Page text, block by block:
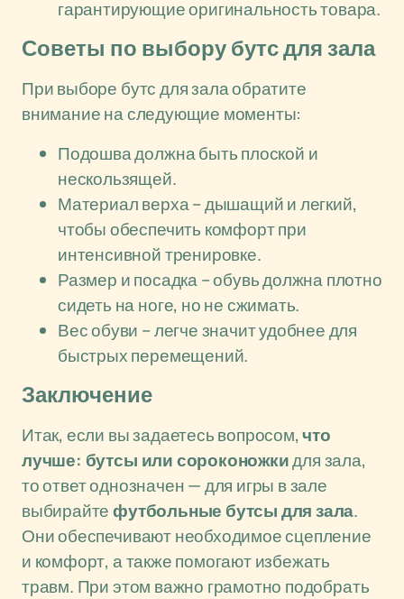
гарантирующие оригинальность товара.
Советы по выбору бутс для зала
При выборе бутс для зала обратите
внимание на следующие моменты:
Подошва должна быть плоской и
нескользящей.
Материал верха – дышащий и легкий,
чтобы обеспечить комфорт при
интенсивной тренировке.
Размер и посадка – обувь должна плотно
сидеть на ноге, но не сжимать.
Вес обуви – легче значит удобнее для
быстрых перемещений.
Заключение
Итак, если вы задаетесь вопросом,что
лучше: бутсы или сороконожкидля зала,
то ответ однозначен — для игры в зале
выбирайтефутбольные бутсы для зала.
Они обеспечивают необходимое сцепление
и комфорт, а также помогают избежать
травм. При этом важно грамотно подобрать